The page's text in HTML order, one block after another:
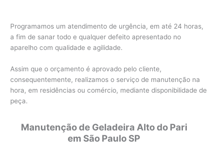
Programamos um atendimento de urgência, em até 24 horas,
a fim de sanar todo e qualquer defeito apresentado no
aparelho com qualidade e agilidade.
Assim que o orçamento é aprovado pelo cliente,
consequentemente, realizamos o serviço de manutenção na
hora, em residências ou comércio, mediante disponibilidade de
peça.
Manutenção de Geladeira Alto do Pari
em São Paulo SP